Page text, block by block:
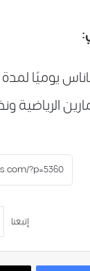
الرياضية
إتبعنا